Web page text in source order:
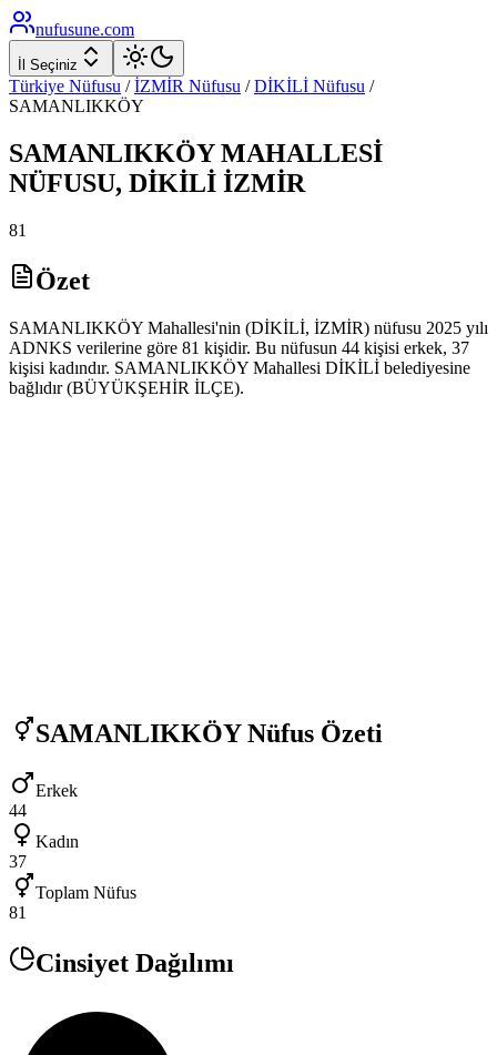
nufusune.com
İl Seçiniz
Türkiye Nüfusu / İZMİR Nüfusu / DİKİLİ Nüfusu /
SAMANLIKKÖY
SAMANLIKKÖYMAHALLESİ
NÜFUSU, DİKİLİ İZMİR
81
Özet
SAMANLIKKÖY Mahallesi'nin (DİKİLİ, İZMİR) nüfusu 2025 yılı
ADNKS verilerine göre 81 kişidir. Bu nüfusun 44 kişisi erkek, 37
kişisi kadındır. SAMANLIKKÖY Mahallesi DİKİLİ belediyesine
bağlıdır (BÜYÜKŞEHİR İLÇE).
SAMANLIKKÖYNüfus Özeti
Erkek
44
Kadın
37
Toplam Nüfus
81
Cinsiyet Dağılımı